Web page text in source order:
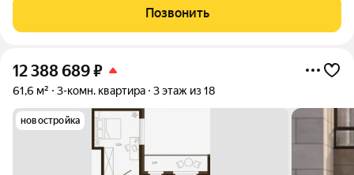
Жилая площадь: 47.10 м.кв., Площадь кухни: 14.00 м.кв.
ВИДОВАЯ 3-КОМНАТНАЯ
Позвонить
12 388 689₽
61,6 м² 3-комн. квартира 3 этаж из 18
новостройка